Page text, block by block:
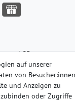
AGB
Kontakt
auf unserer
von Besucher:innen
und Anzeigen zu
oder Zugriffe